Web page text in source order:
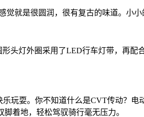
是很圆润，很有复古的味道。小小
灯外圈采用了LED行车灯带，再配
耍。你不知道什么是CVT传动？电
着地，轻松驾驭骑行毫无压力。